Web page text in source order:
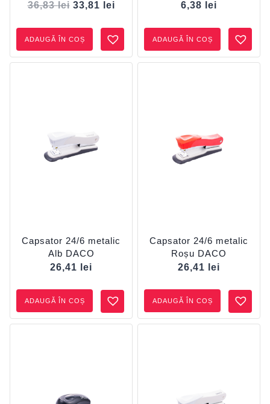
CP243N + 2 cutii capse
36,83lei Prețul
a
fost:
36,83 lei.
33,81 leiPrețul
este:
33,81 lei.
ADAUGĂ ÎN COȘ
6,38
lei
ADAUGĂ ÎN COȘ
Capsator 24/6 metalic
Alb DACO
26,41
lei
ADAUGĂ ÎN COȘ
Capsator 24/6 metalic
Roșu DACO
26,41
lei
ADAUGĂ ÎN COȘ